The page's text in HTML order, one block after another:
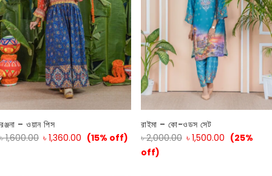
রঞ্জনা – ওয়ান পিস
৳1,600.00 ৳ 1,360.00 (15% off)
রাইমা – কো-ওডস সেট
৳2,000.00 ৳ 1,500.00 (25%
off)